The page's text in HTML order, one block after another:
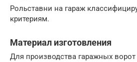
Рольставни на гараж
критериям.
Материал изготовления
Для производства гаражных